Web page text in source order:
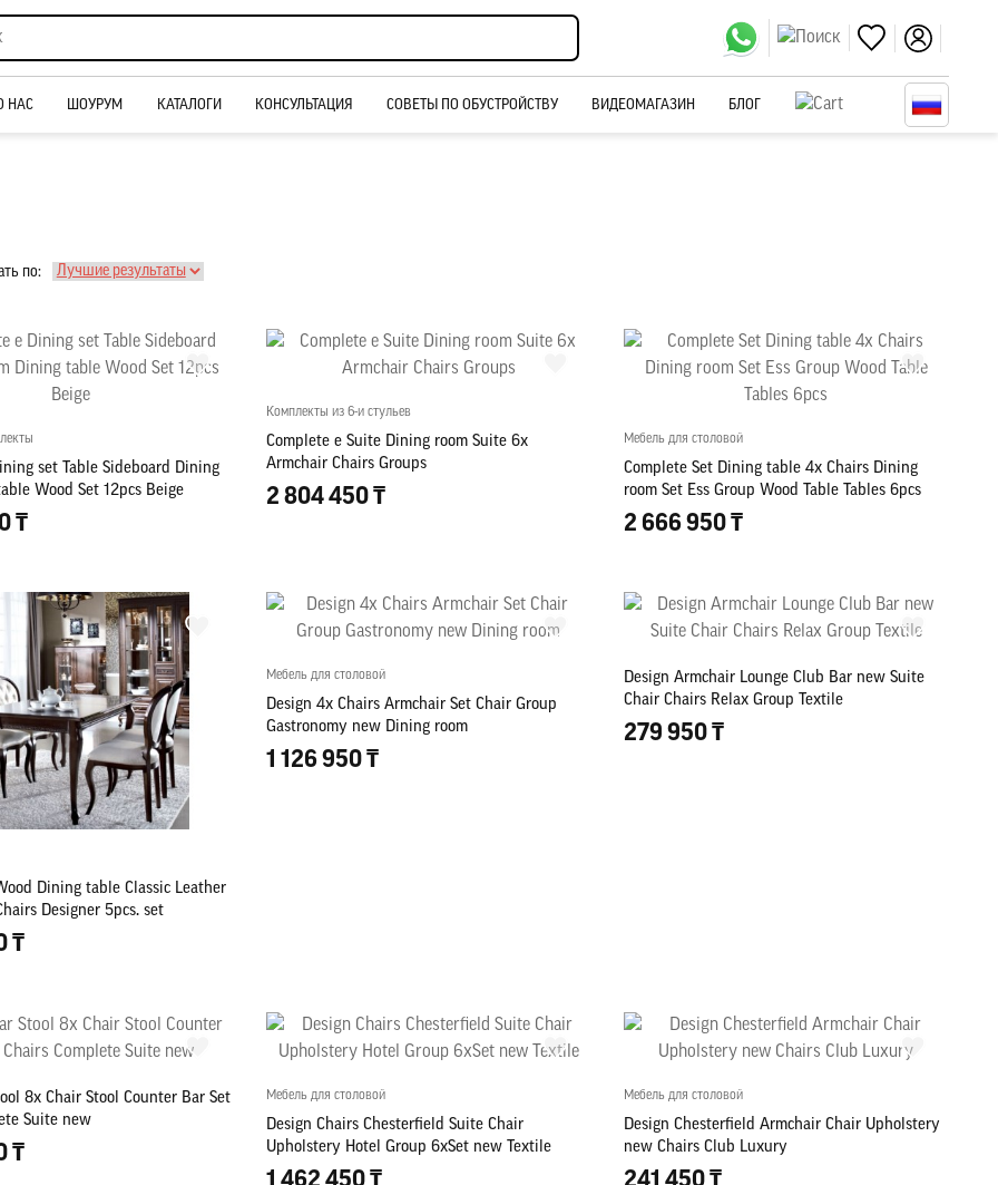
НАС ШОУРУМ КАТАЛОГИ КОНСУЛЬТАЦИЯ СОВЕТЫ ПО ОБУСТРОЙСТВУ ВИДЕОМАГАЗИН БЛОГ
по:
set Table Sideboard Dining
Wood Set 12pcs Beige
₸
Комплекты из 6-и стульев
Complete e Suite Dining room Suite 6x
Armchair Chairs Groups
2 804 450 ₸
Мебель для столовой
Complete Set Dining table 4x Chairs Dining
room Set Ess Group Wood Table Tables 6pcs
2 666 950 ₸
Dining table Classic Leather
Designer 5pcs. set
₸
Мебель для столовой
Design 4x Chairs Armchair Set Chair Group
Gastronomy new Dining room
1 126 950 ₸
Design Armchair Lounge Club Bar new Suite
Chair Chairs Relax Group Textile
279 950 ₸
8x Chair Stool Counter Bar Set
Suite new
₸
Мебель для столовой
Design Chairs Chesterfield Suite Chair
Upholstery Hotel Group 6xSet new Textile
Мебель для столовой
Design Chesterfield Armchair Chair Upholstery
new Chairs Club Luxury